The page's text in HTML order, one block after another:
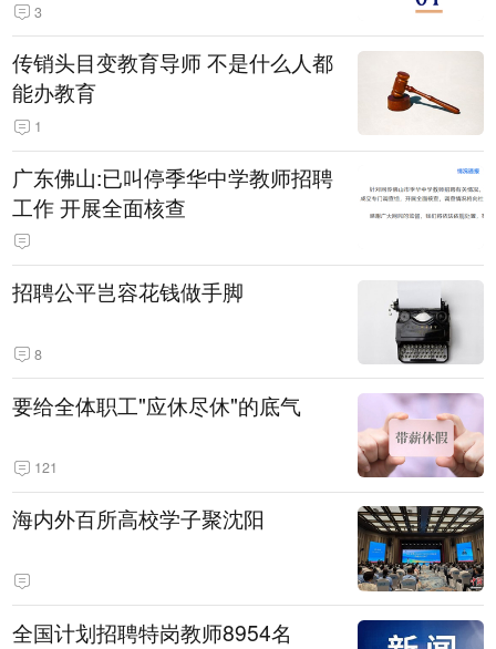
3
传销头目变教育导师 不是什么人都
能办教育
1
广东佛山:已叫停季华中学教师招聘
工作 开展全面核查
招聘公平岂容花钱做手脚
8
要给全体职工"应休尽休"的底气
121
海内外百所高校学子聚沈阳
全国计划招聘特岗教师8954名